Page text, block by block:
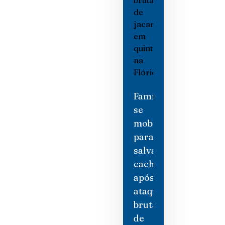
Família
se
mobiliza
para
salvar
cachorro
após
ataque
brutal
de